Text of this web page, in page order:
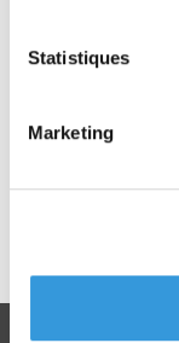
Statistiques
Marketing
• La
accessibilité
- Gestion
-
- QCM